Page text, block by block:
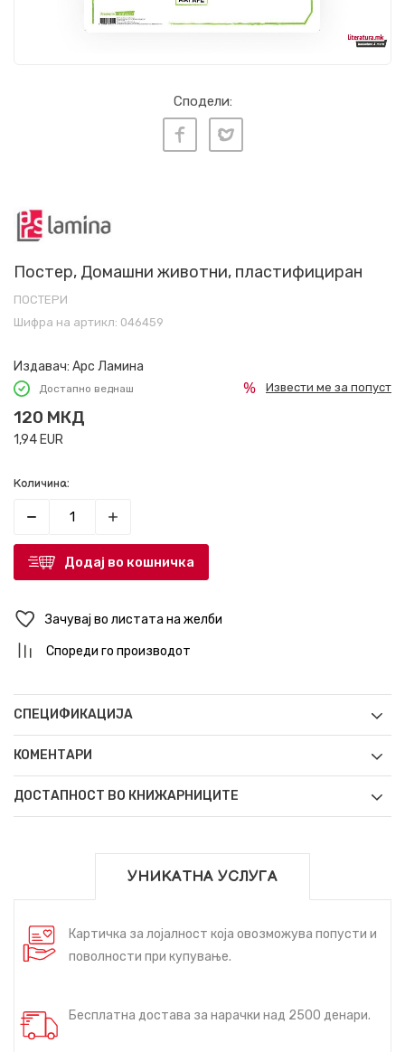
Сподели:
Постер, Домашни животни, пластифициран
ПОСТЕРИ
Шифра на артикл: 046459
Издавач: Арс Ламина
Достапно веднаш
120 МКД
1,94EUR
Извести ме за попуст
Количина:
Додај во кошничка
Зачувај во листата на желби
Спореди го производот
СПЕЦИФИКАЦИЈА
КОМЕНТАРИ
ДОСТАПНОСТ ВО КНИЖАРНИЦИТЕ
УНИКАТНА УСЛУГА
Картичка за лојалност која овозможува попусти и
поволности при купување.
Бесплатна достава за нарачки над 2500 денари.